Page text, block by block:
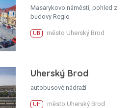
Masarykovo náměstí, pohled z
budovy Regio
UB město Uherský Brod
Uherský Brod
autobusové nádraží
UH město Uherský Brod